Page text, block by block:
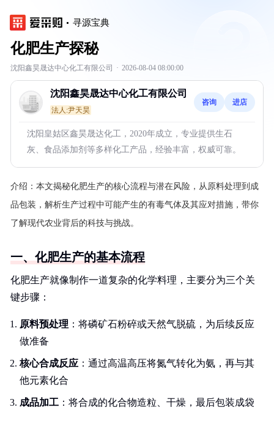
寻源宝典
化肥生产探秘
沈阳鑫昊晟达中心化工有限公司 · 2026-08-04 08:00:00
沈阳鑫昊晟达中心化工有限公司
法人:尹天昊
咨询 进店
沈阳皇姑区鑫昊晟达化工，2020年成立，专业提供生石
灰、食品添加剂等多样化工产品，经验丰富，权威可靠。
介绍： 本文揭秘化肥生产的核心流程与潜在风险，从原料处理到成
品包装，解析生产过程中可能产生的有毒气体及其应对措施，带你
了解现代农业背后的科技与挑战。
一、化肥生产的基本流程
化肥生产就像制作一道复杂的化学料理，主要分为三个关
键步骤：
原料预处理 ：将磷矿石粉碎或天然气脱硫，为后续反应
做准备
核心合成反应 ：通过高温高压将氮气转化为氨，再与其
他元素化合
成品加工 ：将合成的化合物造粒、干燥，最后包装成袋